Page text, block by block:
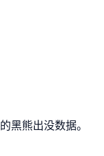
黑熊出没数据。